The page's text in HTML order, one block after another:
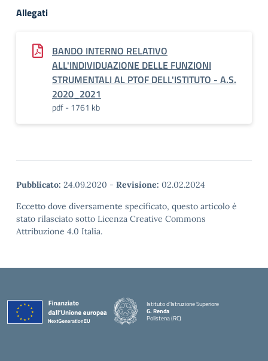
Allegati
BANDO INTERNO RELATIVO
ALL'INDIVIDUAZIONE DELLE FUNZIONI
STRUMENTALI AL PTOF DELL'ISTITUTO - A.S.
2020_2021
pdf - 1761 kb
Pubblicato: 24.09.2020 - Revisione: 02.02.2024
Eccetto dove diversamente specificato, questo articolo è
stato rilasciato sotto Licenza Creative Commons
Attribuzione 4.0 Italia.
Istituto d'Istruzione Superiore
G. Renda
Polistena (RC)